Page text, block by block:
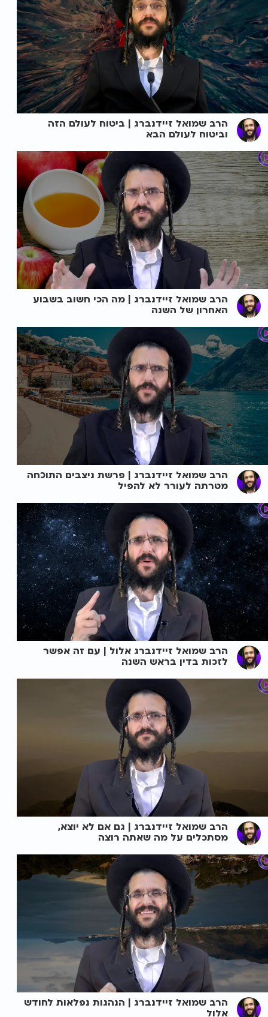
הרב שמואל זיידנברג | ביטוח לעולם הזה
וביטוח לעולם הבא
הרב שמואל זיידנברג | מה הכי חשוב בשבוע
האחרון של השנה
הרב שמואל זיידנברג | פרשת ניצבים התוכחה
מטרתה לעורר לא להפיל
הרב שמואל זיידנברג אלול | עם זה אפשר
לזכות בדין בראש השנה
הרב שמואל זיידנברג | גם אם לא יוצא,
מסתכלים על מה שאתה רוצה
הרב שמואל זיידנברג | הנהגות נפלאות לחודש
אלול